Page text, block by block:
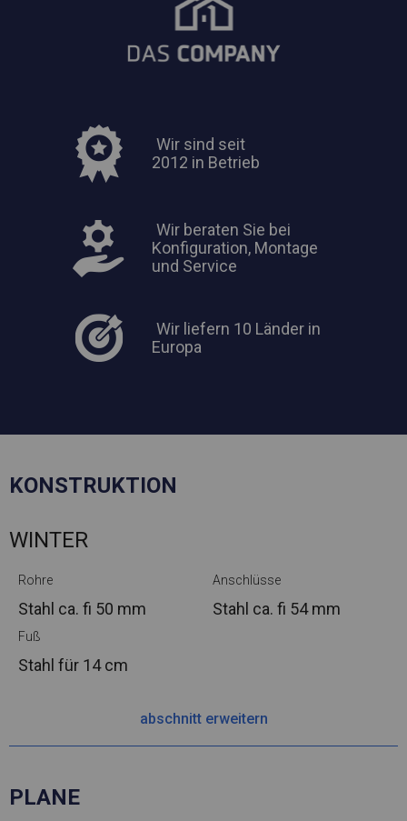
Wir sind seit
2012 in Betrieb
Wir beraten Sie bei
Konfiguration, Montage
und Service
Wir liefern 10 Länder in
Europa
KONSTRUKTION
WINTER
Rohre
Stahl ca. fi 50 mm
Anschlüsse
Stahl ca. fi 54 mm
Fuß
Stahl für 14 cm
abschnitt erweitern
PLANE